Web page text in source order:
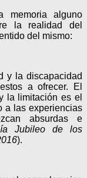
memoria alguno
la realidad del
del mismo:
y la discapacidad
a ofrecer. El
la limitación es el
a las experiencias
absurdas e
Jubileo de los
).